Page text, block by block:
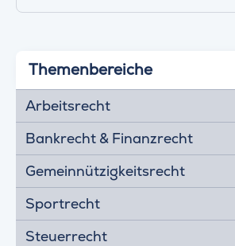
Themenbereiche
Arbeitsrecht
Bankrecht & Finanzrecht
Gemeinnützigkeitsrecht
Sportrecht
Steuerrecht